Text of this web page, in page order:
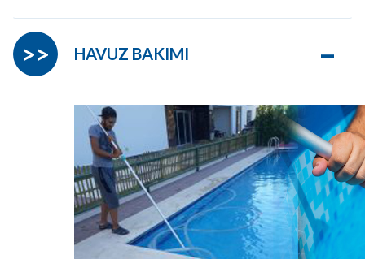
HAVUZ BAKIMI –
>>